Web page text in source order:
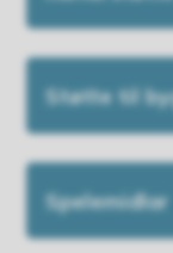
Støtte til
Spelemidlar